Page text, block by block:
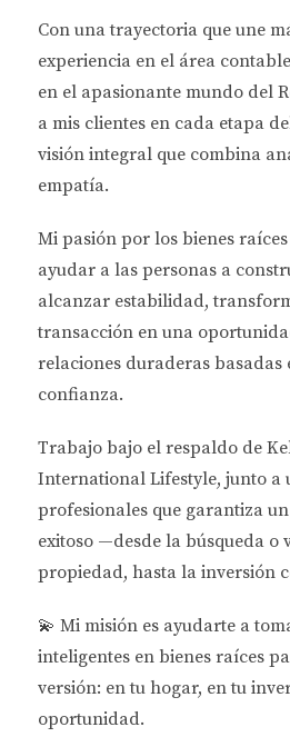
Una de las tendencias más
creciente importancia de la
compradores están buscando
solo sean estéticamente
respetuosas con el medio
características como paneles
recolección de agua de lluvia
construcción sostenibles.
el 70% de los compradores
que la eficiencia energética es
elegir una vivienda. > "La
una tendencia; es una
mayor demanda por parte de
propietarios que buscan
ecológicas. Además, aquellas
cuentan con certificaciones
valor superior en el mercado.
Espacios
Normalidad
La pandemia ha cambiado
muchas maneras, y el espacio
Con una trayectoria que une
experiencia en el área
en el apasionante mundo del
a mis clientes en cada etapa
visión integral que combina
empatía.
Mi pasión por los bienes
ayudar a las personas a
alcanzar estabilidad,
transacción en una
relaciones duraderas
confianza.
Trabajo bajo el respaldo de
International Lifestyle, junto a
profesionales que garantiza
exitoso —desde la búsqueda o
propiedad, hasta la inversión
💫 Mi misión es ayudarte a
inteligentes en bienes raíces
versión: en tu hogar, en tu
oportunidad.